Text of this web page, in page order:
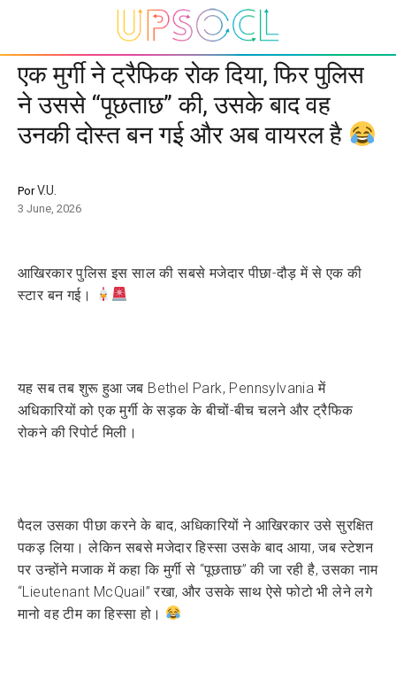
एक मुर्गी ने ट्रैफिक रोक दिया, फिर पुलिस
ने उससे “पूछताछ” की, उसके बाद वह
उनकी दोस्त बन गई और अब वायरल है
PorV.U.
3 June, 2026
आखिरकार पुलिस इस साल की सबसे मजेदार पीछा-दौड़ में से एक की
स्टार बन गई।
यह सब तब शुरू हुआ जब Bethel Park, Pennsylvania में
अधिकारियों को एक मुर्गी के सड़क के बीचों-बीच चलने और ट्रैफिक
रोकने की रिपोर्ट मिली।
पैदल उसका पीछा करने के बाद, अधिकारियों ने आखिरकार उसे सुरक्षित
पकड़ लिया। लेकिन सबसे मजेदार हिस्सा उसके बाद आया, जब स्टेशन
पर उन्होंने मजाक में कहा कि मुर्गी से “पूछताछ” की जा रही है, उसका नाम
“Lieutenant McQuail” रखा, और उसके साथ ऐसे फोटो भी लेने लगे
मानो वह टीम का हिस्सा हो।